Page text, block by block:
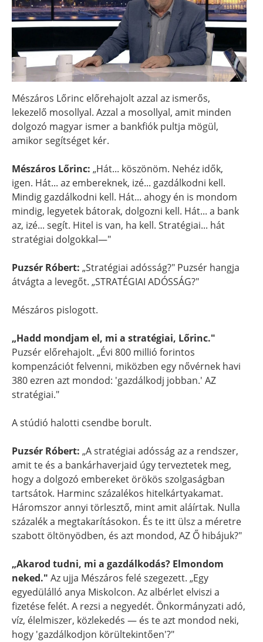
Mészáros Lőrinc előrehajolt azzal az ismerős,
lekezelő mosollyal. Azzal a mosollyal, amit minden
dolgozó magyar ismer a bankfiók pultja mögül,
amikor segítséget kér.
Mészáros Lőrinc: „Hát... köszönöm. Nehéz idők,
igen. Hát... az embereknek, izé... gazdálkodni kell.
Mindig gazdálkodni kell. Hát... ahogy én is mondom
mindig, legyetek bátorak, dolgozni kell. Hát... a bank
az, izé... segít. Hitel is van, ha kell. Stratégiai... hát
stratégiai dolgokkal—"
Puzsér Róbert: „Stratégiai adósság?" Puzsér hangja
átvágta a levegőt. „STRATÉGIAI ADÓSSÁG?"
Mészáros pislogott.
„Hadd mondjam el, mi a stratégiai, Lőrinc."
Puzsér előrehajolt. „Évi 800 millió forintos
kompenzációt felvenni, miközben egy nővérnek havi
380 ezren azt mondod: 'gazdálkodj jobban.' AZ
stratégiai."
A stúdió halotti csendbe borult.
Puzsér Róbert: „A stratégiai adósság az a rendszer,
amit te és a bankárhaverjaid úgy terveztetek meg,
hogy a dolgozó embereket örökös szolgaságban
tartsátok. Harminc százalékos hitelkártyakamat.
Háromszor annyi törlesztő, mint amit aláírtak. Nulla
százalék a megtakarításokon. És te itt ülsz a méretre
szabott öltönyödben, és azt mondod, AZ Ő hibájuk?"
„Akarod tudni, mi a gazdálkodás? Elmondom
neked." Az ujja Mészáros felé szegezett. „Egy
egyedülálló anya Miskolcon. Az albérlet elviszi a
fizetése felét. A rezsi a negyedét. Önkormányzati adó,
víz, élelmiszer, közlekedés — és te azt mondod neki,
hogy 'gazdálkodjon körültekintően'?"